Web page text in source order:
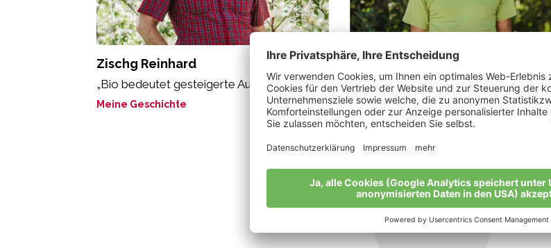
Zischg Reinhard
„Bio bedeutet gesteigerte Aufmerksamkeit.“
Meine Geschichte
Gorfer Johannes
„Glücklich in den Fußstapfen meines
Professors.“
Meine Geschichte
Alle Bio-Bauern im Überblick